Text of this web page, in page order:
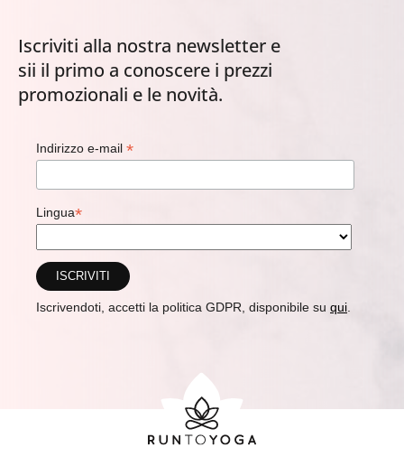
Iscriviti alla nostra newsletter e
sii il primo a conoscere i prezzi
promozionali e le novità.
Indirizzo e-mail *
Lingua*
Iscrivendoti, accetti la politica GDPR, disponibile su qui